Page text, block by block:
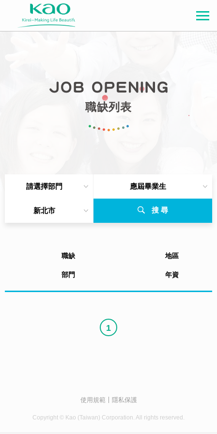
職缺列表
請選擇部門 應屆畢業生
新北市 搜 尋
職缺 地區
部門 年資
1
使用規範 隱私保護
Copyright © Kao (Taiwan) Corporation. All rights reserved.